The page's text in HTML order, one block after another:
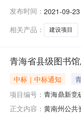
标理由其他
馆制建
发布时间： 2021-09-23
相关产品：
建设项目
青海省县级图书
中标｜中标通知
项目编号： 青海鼎新竞
正文内容： 黄南州公共